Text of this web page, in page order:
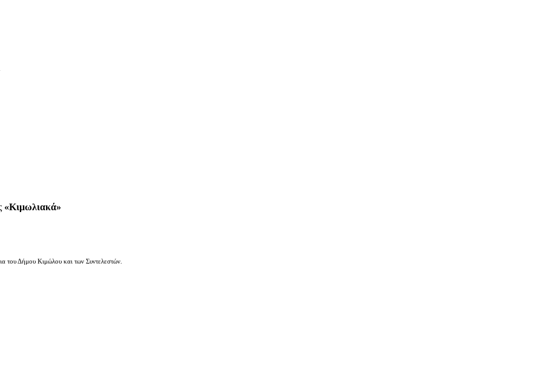
«Κιμωλιακά»
του Δήμου Κιμώλου και των Συντελεστών.